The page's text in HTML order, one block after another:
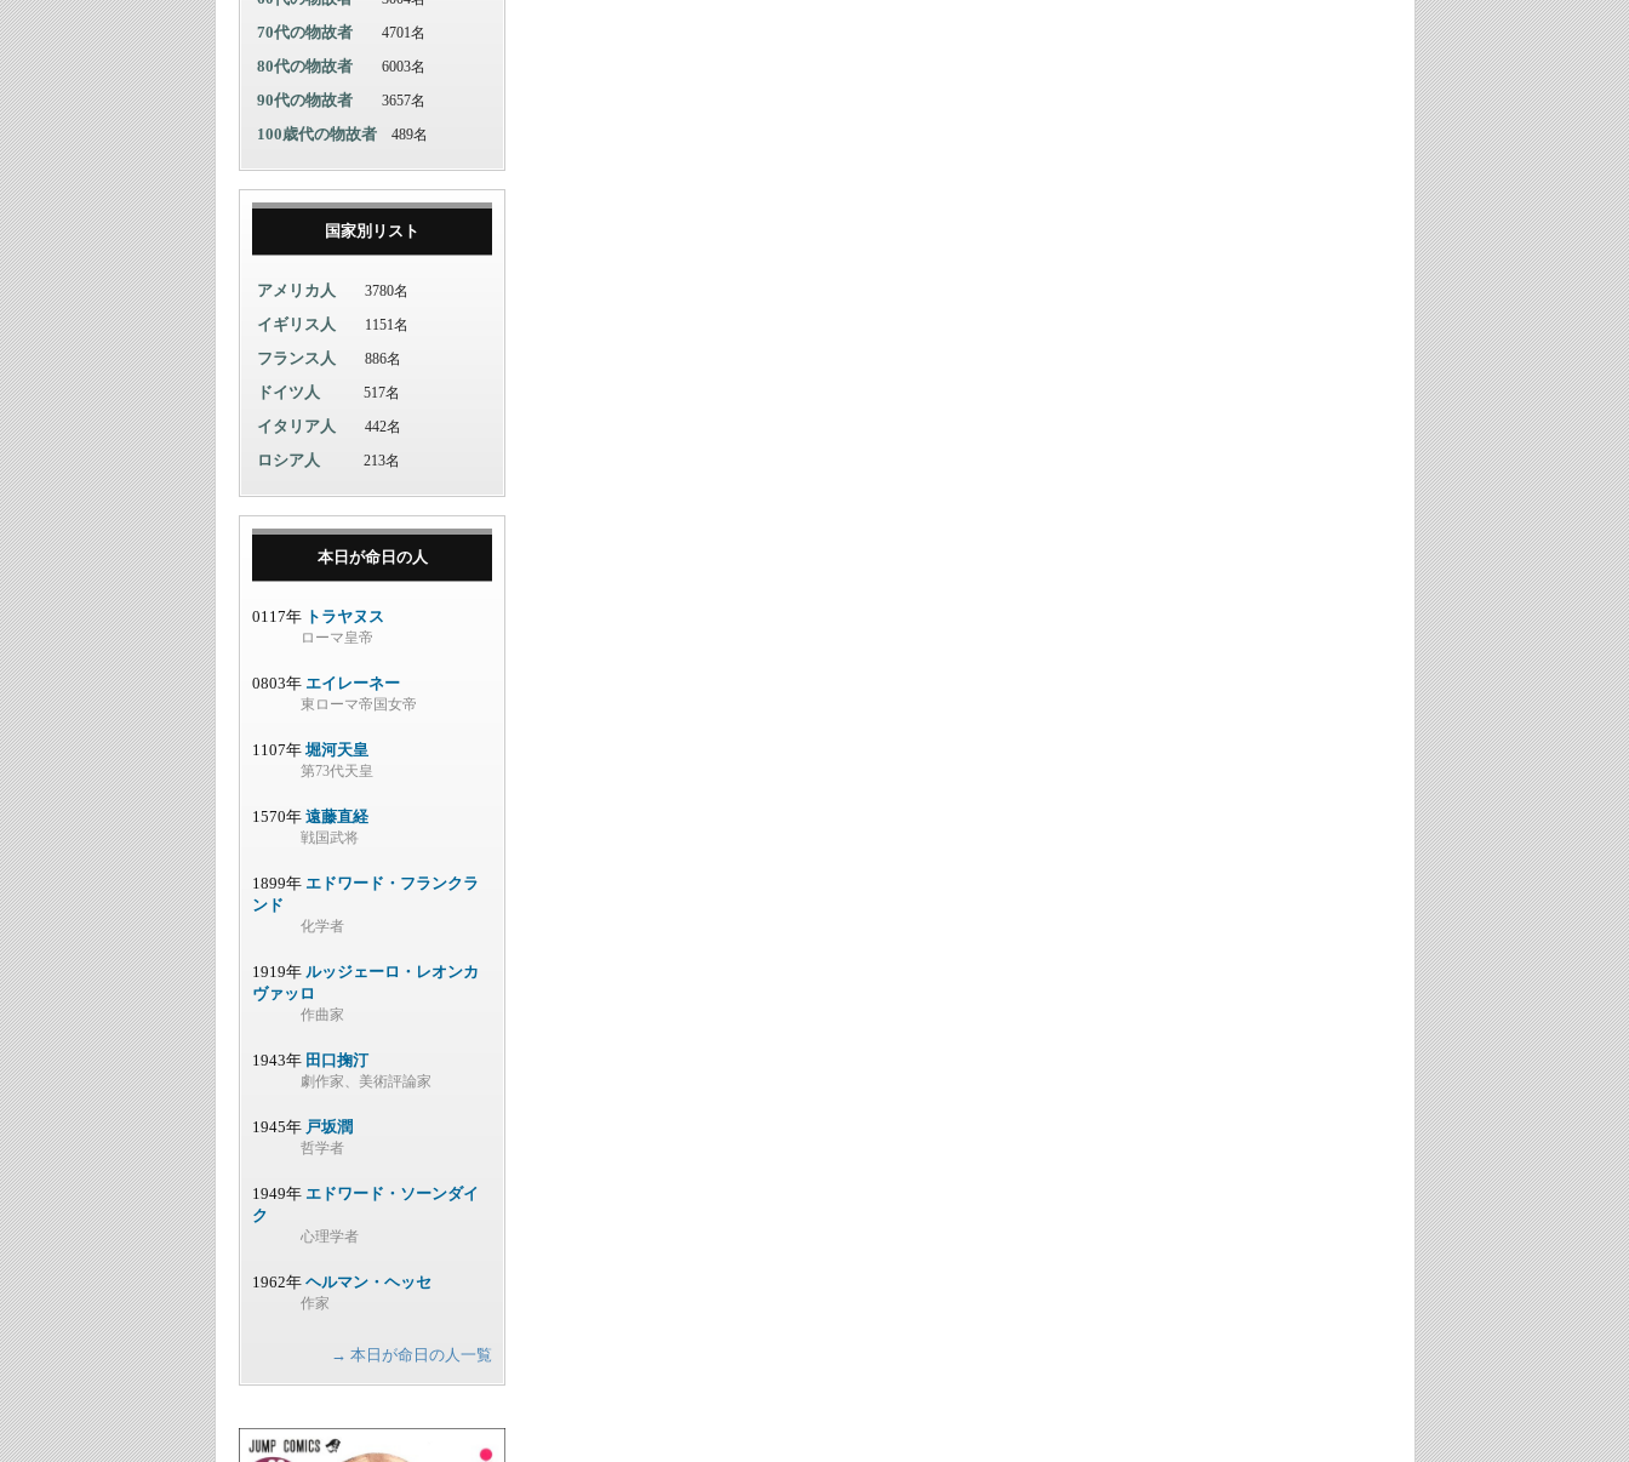
70代の物故者 4701名
80代の物故者 6003名
90代の物故者 3657名
100歳代の物故者 489名
国家別リスト
アメリカ人 3780名
イギリス人 1151名
フランス人 886名
ドイツ人 517名
イタリア人 442名
ロシア人 213名
本日が命日の人
0117年 トラヤヌス
ローマ皇帝
0803年 エイレーネー
東ローマ帝国女帝
1107年堀河天皇
第73代天皇
1570年 遠藤直経
戦国武将
1899年 エドワード・フランクラ
ンド
化学者
1919年 ルッジェーロ・レオンカ
ヴァッロ
作曲家
1943年 田口掬汀
劇作家、美術評論家
1945年 戸坂潤
哲学者
1949年 エドワード・ソーンダイ
ク
心理学者
1962年 ヘルマン・ヘッセ
作家
→ 本日が命日の人一覧